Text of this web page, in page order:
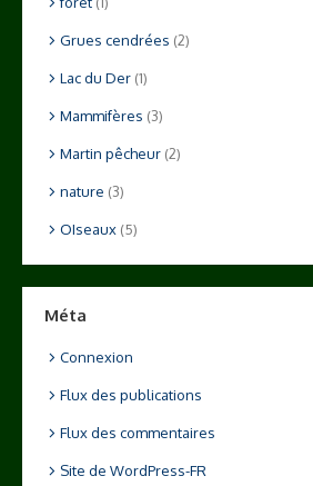
Grues cendrées (2)
Lac du Der (1)
Mammifères (3)
Martin pêcheur (2)
nature (3)
OIseaux (5)
Méta
Connexion
Flux des publications
Flux des commentaires
Site de WordPress-FR